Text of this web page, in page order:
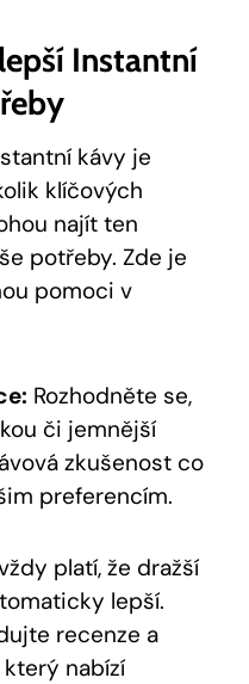
Instantní
kávy je
klíčových
najít ten
potřeby. Zde je
pomoci v
Rozhodněte se,
či jemnější
zkušenost co
preferencím.
platí, že dražší
lepší.
recenze a
nabízí